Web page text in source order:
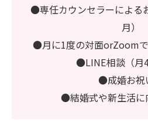
●専任カウンセラーによる
月）
●月に1度の対面orZoomで
●LINE相談（月4
●成婚お祝
●結婚式や新生活に